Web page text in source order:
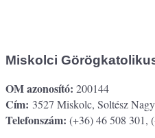
Miskolci
OM azonosító: 200144
Cím: 3527 Miskolc, Soltész
Telefonszám: (+36) 46 508 301,